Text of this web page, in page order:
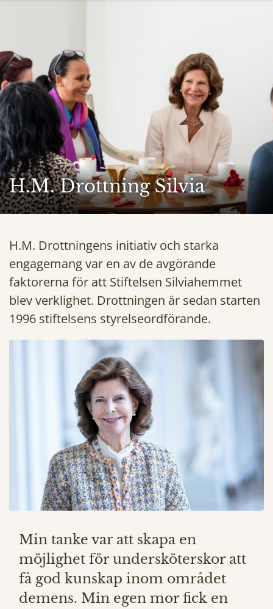
H.M. Drottning Silvia
H.M. Drottningens initiativ och starka
engagemang var en av de avgörande
faktorerna för att Stiftelsen Silviahemmet
blev verklighet. Drottningen är sedan starten
1996 stiftelsens styrelseordförande.
Min tanke var att skapa en
möjlighet för undersköterskor att
få god kunskap inom området
demens. Min egen mor fick en